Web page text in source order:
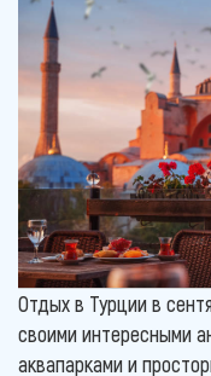
Отдых в Турции в
своими интересными
аквапарками и